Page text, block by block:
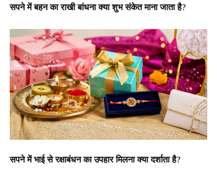
सपने में बहन का राखी बांधना क्या शुभ संकेत माना जाता है?
सपने में भाई से रक्षाबंधन का उपहार मिलना क्या दर्शाता है?